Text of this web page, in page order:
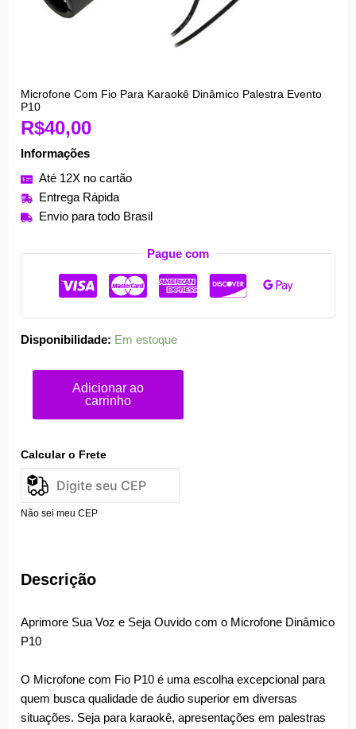
Microfone Com Fio Para Karaokê Dinâmico Palestra Evento
P10
R$40,00
Informações
Até 12X no cartão
Entrega Rápida
Envio para todo Brasil
Pague com
Disponibilidade: Em estoque
Microfone
Com
Fio
Para
Karaokê
Dinâmico
Palestra
Adicionar ao
carrinho
Calcular o Frete
Não sei meu CEP
Descrição
Aprimore Sua Voz e Seja Ouvido com o Microfone Dinâmico
P10
O Microfone com Fio P10 é uma escolha excepcional para
quem busca qualidade de áudio superior em diversas
situações. Seja para karaokê, apresentações em palestras